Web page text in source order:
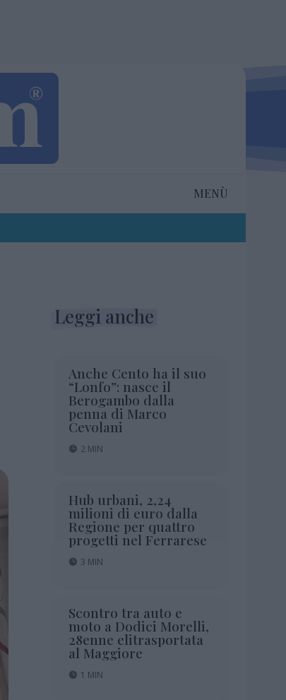
MENÙ
Leggi anche
Anche Cento ha il suo
“Lonfo”: nasce il
Berogambo dalla
penna di Marco
Cevolani
2 MIN
Hub urbani, 2,24
milioni di euro dalla
Regione per quattro
progetti nel Ferrarese
3 MIN
Scontro tra auto e
moto a Dodici Morelli,
28enne elitrasportata
al Maggiore
1 MIN